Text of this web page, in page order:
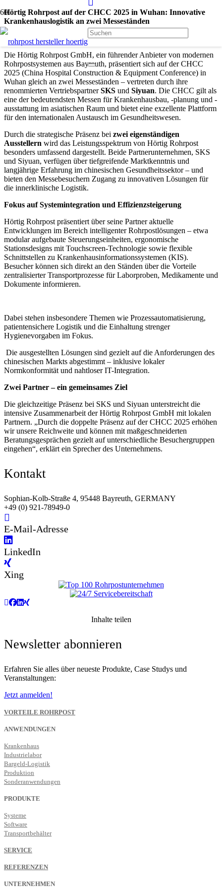
Hörtig Rohrpost auf der CHCC 2025 in Wuhan: Innovative
Krankenhauslogistik an zwei Messeständen
Die Hörtig Rohrpost GmbH, ein führender Anbieter von modernen
Rohrpostsystemen aus Bayreuth, präsentiert sich auf der CHCC
2025 (China Hospital Construction & Equipment Conference) in
Wuhan gleich an zwei Messeständen – vertreten durch ihre
renommierten VertriebspartnerSKS und Siyuan. Die CHCC gilt als
eine der bedeutendsten Messen für Krankenhausbau, -planung und -
ausstattung im asiatischen Raum und bietet eine exzellente Plattform
für den internationalen Austausch im Gesundheitswesen.
Durch die strategische Präsenz bei zwei eigenständigen
Ausstellern wird das Leistungsspektrum von Hörtig Rohrpost
besonders umfassend dargestellt. Beide Partnerunternehmen, SKS
und Siyuan, verfügen über tiefgreifende Marktkenntnis und
langjährige Erfahrung im chinesischen Gesundheitssektor – und
bieten den Messebesuchern Zugang zu innovativen Lösungen für
die innerklinische Logistik.
Fokus auf Systemintegration und Effizienzsteigerung
Hörtig Rohrpost präsentiert über seine Partner aktuelle
Entwicklungen im Bereich intelligenter Rohrpostlösungen – etwa
modular aufgebaute Steuerungseinheiten, ergonomische
Stationsdesigns mit Touchscreen-Technologie sowie flexible
Schnittstellen zu Krankenhausinformationssystemen (KIS).
Besucher können sich direkt an den Ständen über die Vorteile
zentralisierter Transportprozesse für Laborproben, Medikamente und
Dokumente informieren.
Dabei stehen insbesondere Themen wie Prozessautomatisierung,
patientensichere Logistik und die Einhaltung strenger
Hygienevorgaben im Fokus.
Die ausgestellten Lösungen sind gezielt auf die Anforderungen des
chinesischen Markts abgestimmt – inklusive lokaler
Normkonformität und nahtloser IT-Integration.
Zwei Partner – ein gemeinsames Ziel
Die gleichzeitige Präsenz bei SKS und Siyuan unterstreicht die
intensive Zusammenarbeit der Hörtig Rohrpost GmbH mit lokalen
Partnern. „Durch die doppelte Präsenz auf der CHCC 2025 erhöhen
wir unsere Reichweite und können mit maßgeschneiderten
Beratungsgesprächen gezielt auf unterschiedliche Besuchergruppen
eingehen“, erklärt ein Sprecher des Unternehmens.
Kontakt
Sophian-Kolb-Straße 4, 95448 Bayreuth, GERMANY
+49 (0) 921-78949-0
E-Mail-Adresse
LinkedIn
Xing
Inhalte teilen
Newsletter abonnieren
Erfahren Sie alles über neueste Produkte, Case Studys und
Veranstaltungen:
Jetzt anmelden!
VORTEILE ROHRPOST
ANWENDUNGEN
Krankenhaus
Industrielabor
Bargeld-Logistik
Produktion
Sonderanwendungen
PRODUKTE
Systeme
Software
Transportbehälter
SERVICE
REFERENZEN
UNTERNEHMEN